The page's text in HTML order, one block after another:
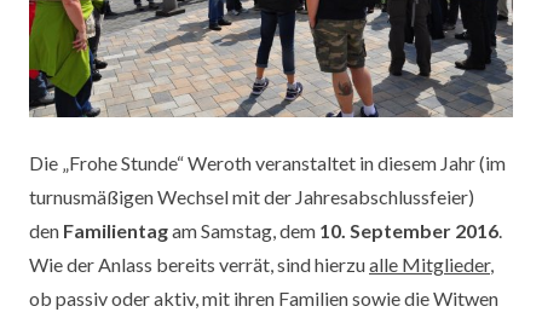
Die „Frohe Stunde“ Weroth veranstaltet in diesem Jahr (im
turnusmäßigen Wechsel mit der Jahresabschlussfeier)
den Familientagam Samstag, dem 10. September 2016.
Wie der Anlass bereits verrät, sind hierzualle Mitglieder,
ob passiv oder aktiv, mit ihren Familien sowie die Witwen